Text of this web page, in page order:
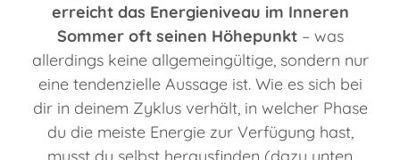
erreicht das Energieniveau im Inneren
Sommer oft seinen Höhepunkt– was
allerdings keine allgemeingültige, sondern nur
eine tendenzielle Aussage ist. Wie es sich bei
dir in deinem Zyklus verhält, in welcher Phase
du die meiste Energie zur Verfügung hast,